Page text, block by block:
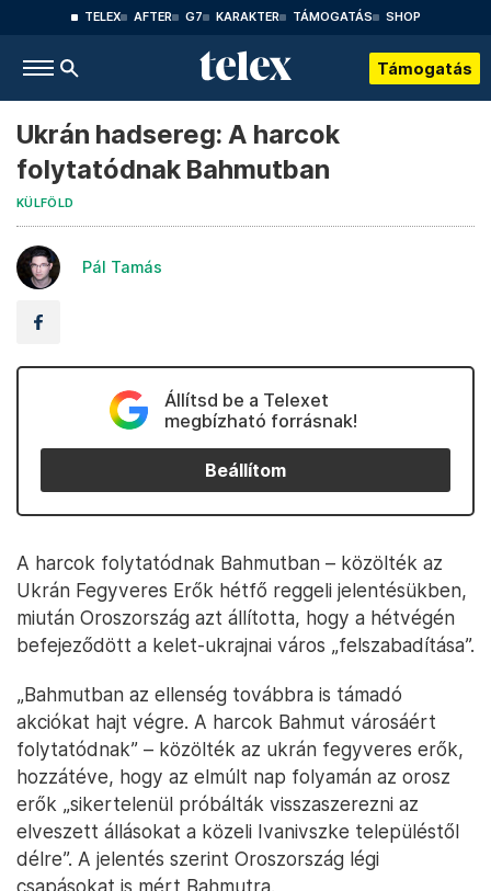
TELEX AFTER G7 KARAKTER TÁMOGATÁS SHOP
Támogatás
Ukrán hadsereg: A harcok
folytatódnak Bahmutban
KÜLFÖLD
Pál Tamás
Állítsd be a Telexet
megbízható forrásnak!
Beállítom
A harcok folytatódnak Bahmutban – közölték az
Ukrán Fegyveres Erők hétfő reggeli jelentésükben,
miután Oroszország azt állította, hogy a hétvégén
befejeződött a kelet-ukrajnai város „felszabadítása”.
„Bahmutban az ellenség továbbra is támadó
akciókat hajt végre. A harcok Bahmut városáért
folytatódnak” – közölték az ukrán fegyveres erők,
hozzátéve, hogy az elmúlt nap folyamán az orosz
erők „sikertelenül próbálták visszaszerezni az
elveszett állásokat a közeli Ivanivszke településtől
délre”. A jelentés szerint Oroszország légi
csapásokat is mért Bahmutra.